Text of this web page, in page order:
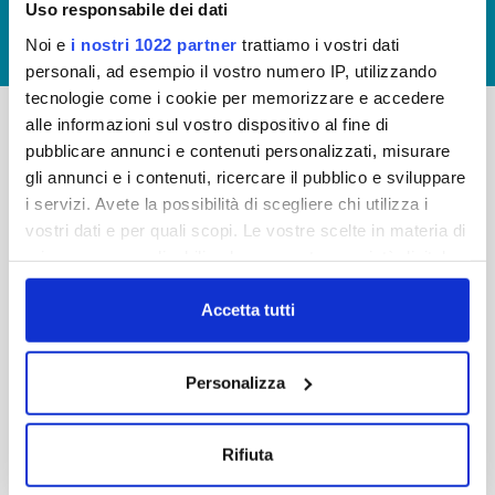
Uso responsabile dei dati
Noi e i nostri 1022 partner trattiamo i vostri dati
personali, ad esempio il vostro numero IP, utilizzando
tecnologie come i cookie per memorizzare e accedere
alle informazioni sul vostro dispositivo al fine di
pubblicare annunci e contenuti personalizzati, misurare
gli annunci e i contenuti, ricercare il pubblico e sviluppare
i servizi. Avete la possibilità di scegliere chi utilizza i
vostri dati e per quali scopi. Le vostre scelte in materia di
in cui avete effettuato le vostre scelte. È possibile
modificare o revocare il proprio consenso in qualsiasi
momento dalla Dichiarazione sui cookie o facendo clic
Con il tuo consenso, vorremmo anche:
raccogliere informazioni sulla tua posizione
Accetta tutti
Personalizza
Rifiuta
LAVORA CON NOI
Publiacqua S.p.A
Via Villamagna 90/c -
50126 Fi
Tel. +39 055688903
Reg Imprese Firenze
-
FAQ
PRIVACY POLICY
COOKIE
WHISTLEBLOWING
CREDITS